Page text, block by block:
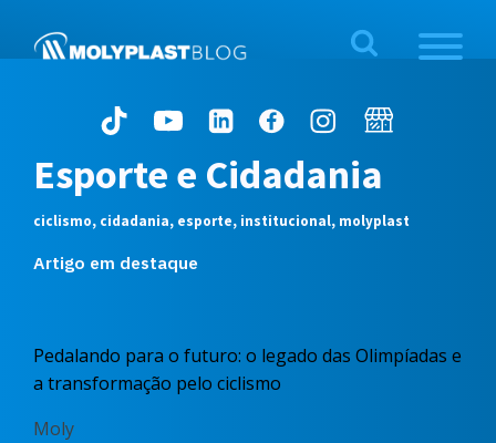
Esporte e Cidadania
ciclismo, cidadania, esporte, institucional, molyplast
Artigo em destaque
Pedalando para o futuro: o legado das Olimpíadas e
a transformação pelo ciclismo
Moly